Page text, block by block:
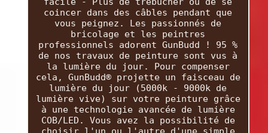
coincer dans des câbles pendant que
vous peignez. Les passionnés de
bricolage et les peintres
professionnels adorent GunBudd ! 95 %
de nos travaux de peinture sont vus à
la lumière du jour. Pour compenser
cela, GunBudd® projette un faisceau de
lumière du jour (5000k - 9000k de
lumière vive) sur votre peinture grâce
à une technologie avancée de lumière
COB/LED. Vous avez la possibilité de